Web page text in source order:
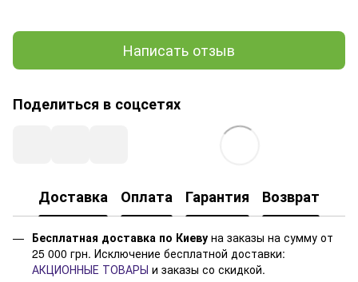
Написать отзыв
Поделиться в соцсетях
Доставка Оплата Гарантия Возврат
Бесплатная доставка по Киеву на заказы на сумму от
25 000 грн. Исключение бесплатной доставки:
АКЦИОННЫЕ ТОВАРЫ и заказы со скидкой.